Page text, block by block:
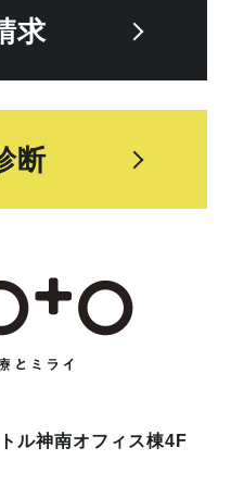
求
断
ル神南オフィス棟4F